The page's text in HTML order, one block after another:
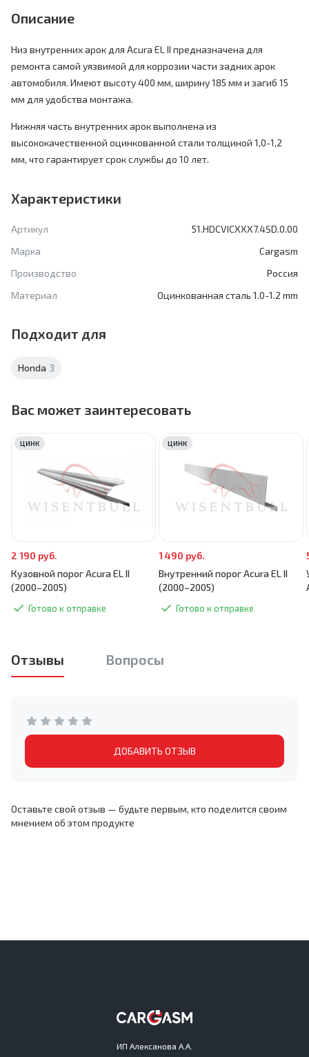
Описание
Низ внутренних арок для Acura EL II предназначена для
ремонта самой уязвимой для коррозии части задних арок
автомобиля. Имеют высоту 400 мм, ширину 185 мм и загиб 15
мм для удобства монтажа.
Нижняя часть внутренних арок выполнена из
высококачественной оцинкованной стали толщиной 1,0-1,2
мм, что гарантирует срок службы до 10 лет.
Характеристики
Артикул
51.HDCVICXXX7.4SD.0.00
Марка
Cargasm
Производство
Россия
Материал
Оцинкованная сталь 1.0-1.2 mm
Подходит для
Honda 3
Вас может заинтересовать
2 190 руб.
Кузовной порог Acura EL II
(2000–2005)
Готово к отправке
ЦИНК
1 490 руб.
Внутренний порог Acura EL II
(2000–2005)
Готово к отправке
ЦИНК
Отзывы Вопросы
ДОБАВИТЬ ОТЗЫВ
Оставьте свой отзыв — будьте первым, кто поделится своим
мнением об этом продукте
ИП Алексанова А.А.